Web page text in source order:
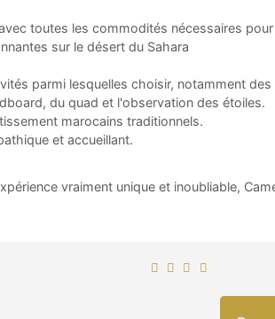
toutes les commodités nécessaires
sur le désert du Sahara
parmi lesquelles choisir, notamment
du quad et l'observation des étoiles.
marocains traditionnels.
et accueillant.
vraiment unique et inoubliable,